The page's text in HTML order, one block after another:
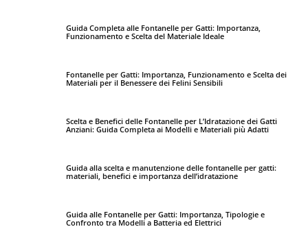
Guida Completa alle Fontanelle per Gatti: Importanza,
Funzionamento e Scelta del Materiale Ideale
Fontanelle per Gatti: Importanza, Funzionamento e Scelta dei
Materiali per il Benessere dei Felini Sensibili
Scelta e Benefici delle Fontanelle per L’Idratazione dei Gatti
Anziani: Guida Completa ai Modelli e Materiali più Adatti
Guida alla scelta e manutenzione delle fontanelle per gatti:
materiali, benefici e importanza dell’idratazione
Guida alle Fontanelle per Gatti: Importanza, Tipologie e
Confronto tra Modelli a Batteria ed Elettrici